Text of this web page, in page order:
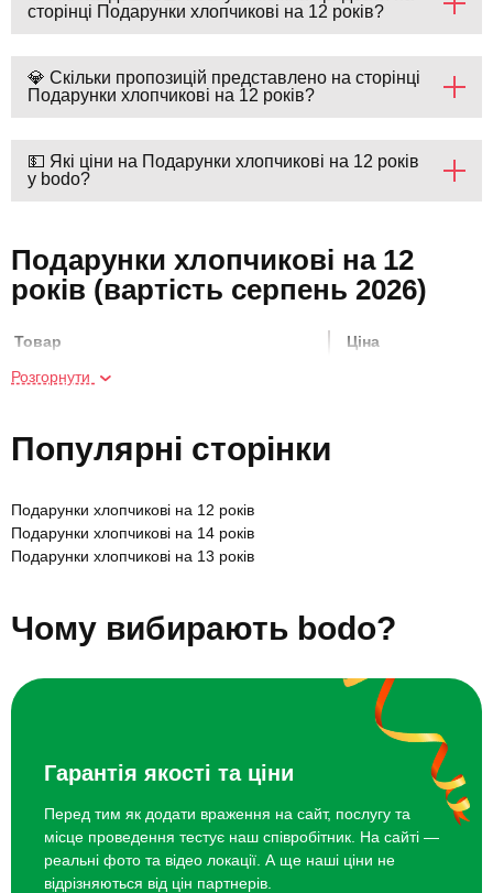
сторінці Подарунки хлопчикові на 12 років?
💎 Скільки пропозицій представлено на сторінці
Подарунки хлопчикові на 12 років?
💵 Які ціни на Подарунки хлопчикові на 12 років
у bodo?
Подарунки хлопчикові на 12
років (вартість серпень 2026)
Товар Ціна
Майстер-клас скелелазіння
Гра на ударних
Майстер-клас гончарства 600 грн
Арт-бранч 560 грн
Розгорнути
Популярні сторінки
Подарунки хлопчикові на 12 років
Подарунки хлопчикові на 14 років
Подарунки хлопчикові на 13 років
Подарунки хлопчикові на 11 років
Подарунки хлопчикові на 4 роки
Подарунки хлопчикові на 6 років
Подарунки хлопчикові на 9 років
Топ 20 ідей що подарувати хлопчикові на 12 років
Чому вибирають bodo?
Гарантія якості та ціни
Перед тим як додати враження на сайт, послугу та
місце проведення тестує наш співробітник. На сайті —
реальні фото та відео локації. А ще наші ціни не
відрізняються від цін партнерів.